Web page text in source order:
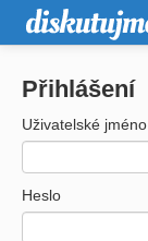
Přihlášení
Uživatelské
Heslo